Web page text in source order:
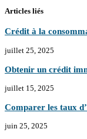
Articles liés
Crédit à la
juillet 25, 2025
Obtenir un crédit
juillet 15, 2025
Comparer les taux
juin 25, 2025